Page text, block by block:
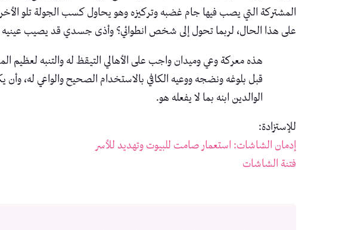
المشتركة التي يصب فيها جام غضبه وتركيزه وهو يحاول كسب الجولة تلو
على هذا الحال، لربما تحول إلى شخص انطوائي؟ وأذى جسدي قد يصيب
هذه معركة وعي وميدان واجب على الأهالي التيقظ له والتنبه لعظيم
قبل بلوغه ونضجه ووعيه الكافي بالاستخدام الصحيح والواعي له، وأن
الوالدين ابنه بما لا يفعله هو.
للإستزادة:
إدمان الشاشات: استعمار صامت للبيوت وتهديد للأسر
فتنة الشاشات